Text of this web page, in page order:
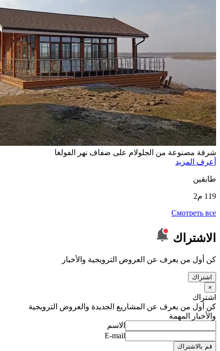
شرفة مصنوعة من الجلولام على ضفاف نهر الفولغا
أعرف المزيد
طابقين
119 م2
Смотреть все
الاشتراك
كن أول من يعرف عن العروض الترويجية والأخبار
اشتراك
×
اشتراك
كن أول من يعرف عن المشاريع الجديدة والعروض الترويجية
والأخبار المهمة
الاسم
E-mail
قم بالاشتراك